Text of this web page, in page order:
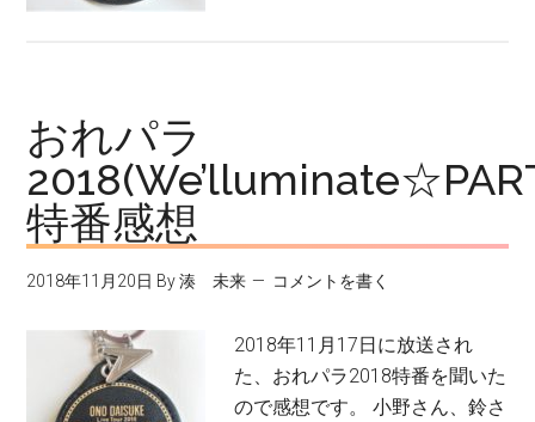
加
る
方
私
の
体
おれパラ
特番感想
2018年11月20日 By湊 未来 コメントを書く
2018年11月17日に放送され
た、おれパラ2018特番を聞いた
ので感想です。 小野さん、鈴さ